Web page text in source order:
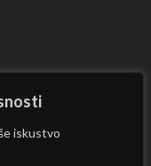
iskustvo